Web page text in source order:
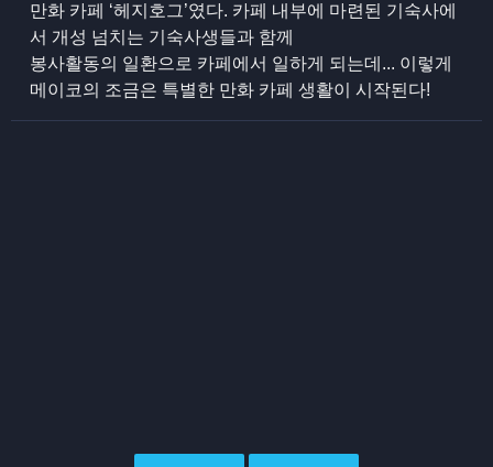
만화 카페 ‘헤지호그’였다. 카페 내부에 마련된 기숙사에
서 개성 넘치는 기숙사생들과 함께
봉사활동의 일환으로 카페에서 일하게 되는데... 이렇게
메이코의 조금은 특별한 만화 카페 생활이 시작된다!